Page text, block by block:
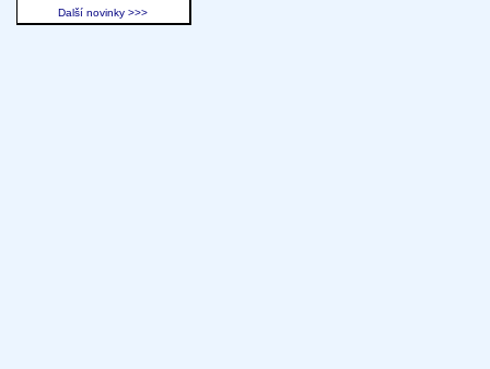
Další novinky >>>